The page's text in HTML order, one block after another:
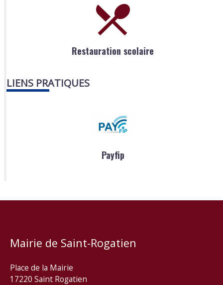
Restauration scolaire
LIENS PRATIQUES
Payfip
Mairie de Saint-Rogatien
Place de la Mairie
17220 Saint Rogatien